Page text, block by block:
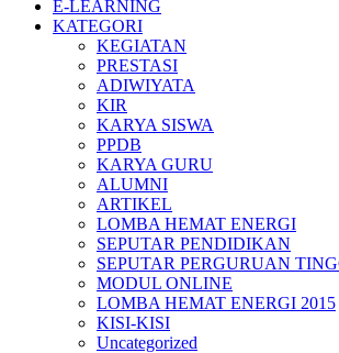
E-LEARNING
KATEGORI
KEGIATAN
PRESTASI
ADIWIYATA
KIR
KARYA SISWA
PPDB
KARYA GURU
ALUMNI
ARTIKEL
LOMBA HEMAT ENERGI
SEPUTAR PENDIDIKAN
SEPUTAR PERGURUAN
MODUL ONLINE
LOMBA HEMAT ENERGI 2015
KISI-KISI
Uncategorized